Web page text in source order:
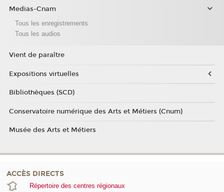
Medias-Cnam
Tous les enregistrements
Tous les audios
Vient de paraître
Expositions virtuelles
Bibliothèques (SCD)
Conservatoire numérique des Arts et Métiers (Cnum)
Musée des Arts et Métiers
ACCÈS DIRECTS
Répertoire des centres régionaux